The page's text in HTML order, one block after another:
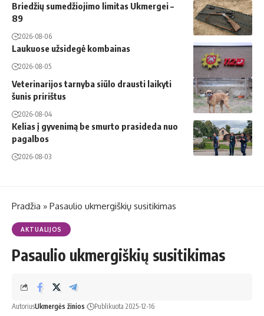
Briedžių sumedžiojimo limitas Ukmergei –
89
2026-08-06
Laukuose užsidegė kombainas
2026-08-05
Veterinarijos tarnyba siūlo drausti laikyti
šunis pririštus
2026-08-04
Kelias į gyvenimą be smurto prasideda nuo
pagalbos
2026-08-03
Pradžia » Pasaulio ukmergiškių susitikimas
AKTUALIJOS
Pasaulio ukmergiškių susitikimas
AutoriusUkmergės žinios Publikuota 2025-12-16